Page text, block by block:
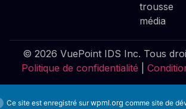
trousse
média
© 2026 VuePoint IDS Inc. Tous
Politique de confidentialité
Ce site est enregistré surwpml.org comme site de